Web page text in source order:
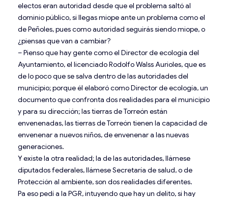
electos eran autoridad desde que el problema saltó al
dominio público, si llegas miope ante un problema como el
de Peñoles, pues como autoridad seguirás siendo miope, o
¿piensas que van a cambiar?
– Pienso que hay gente como el Director de ecología del
Ayuntamiento, el licenciado Rodolfo Walss Aurioles, que es
de lo poco que se salva dentro de las autoridades del
municipio; porque él elaboró como Director de ecología, un
documento que confronta dos realidades para el municipio
y para su dirección; las tierras de Torreón están
envenenadas, las tierras de Torreón tienen la capacidad de
envenenar a nuevos niños, de envenenar a las nuevas
generaciones.
Y existe la otra realidad; la de las autoridades, llámese
diputados federales, llámese Secretaría de salud, o de
Protección al ambiente, son dos realidades diferentes.
Pa eso pedí a la PGR, intuyendo que hay un delito, si hay